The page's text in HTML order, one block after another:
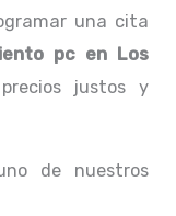
una cita
pc en Los
justos y
de nuestros